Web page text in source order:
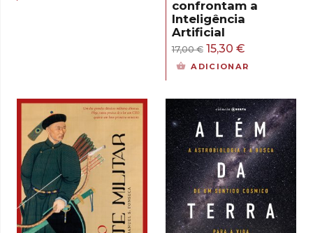
confrontam a
Inteligência
Artificial
17,00€ O
preço
era:
17,00 €.
15,30 €O
preço
é:
15,30 €.
ADICIONAR